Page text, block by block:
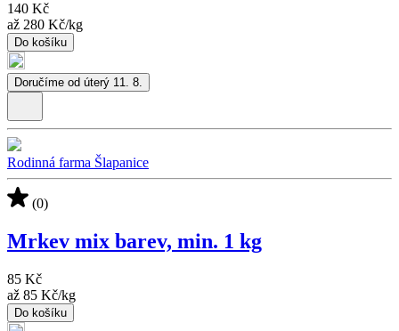
140 Kč
až 280 Kč/kg
Do košíku
Doručíme od úterý 11. 8.
Rodinná farma Šlapanice
(0)
Mrkev mix barev, min. 1 kg
85 Kč
až 85 Kč/kg
Do košíku